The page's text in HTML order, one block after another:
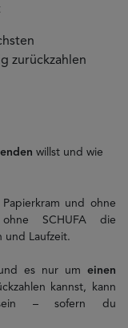
zurückzahlen
willst und wie
und ohne
SCHUFA die
und Laufzeit.
es nur um einen
kannst, kann
– sofern du